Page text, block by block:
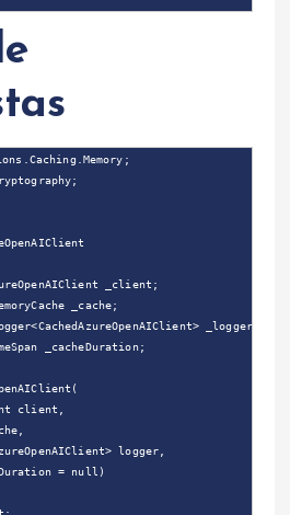
_client;
_cache;
_logger;
_cacheDuration;
client,
logger,
= null)